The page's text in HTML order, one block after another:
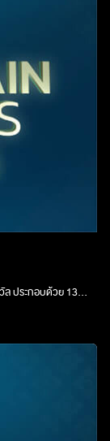
รางวัล Y Entertain Awards 2568 ถึง ปัจจุบัน จำนวนรางวัล ประกอบด้วย 13 รางวัล ดังนี้ รางวัลจากการตัดสินของคณะกรรมการ จำนวน 8 รางวัล ได้แก่